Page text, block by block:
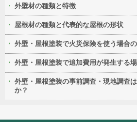
外壁材の種類と特徴
屋根材の種類と代表的な屋根の形状
外壁・屋根塗装で火災保険を使う場合
外壁・屋根塗装で追加費用が発生する
外壁・屋根塗装の事前調査・現地調査
か？